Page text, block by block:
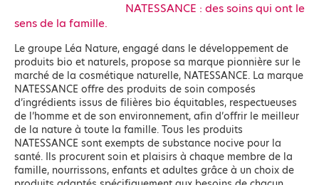
NATESSANCE : des soins qui ont le
sens de la famille.
Le groupe Léa Nature, engagé dans le développement de
produits bio et naturels, propose sa marque pionnière sur le
marché de la cosmétique naturelle, NATESSANCE. La marque
NATESSANCE offre des produits de soin composés
d’ingrédients issus de filières bio équitables, respectueuses
de l’homme et de son environnement, afin d’offrir le meilleur
de la nature à toute la famille. Tous les produits
NATESSANCE sont exempts de substance nocive pour la
santé. Ils procurent soin et plaisirs à chaque membre de la
famille, nourrissons, enfants et adultes grâce à un choix de